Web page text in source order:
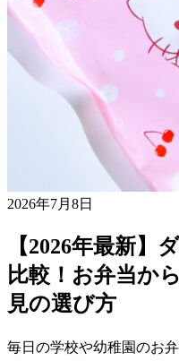
2026年7月8日
【2026年最新】
比較！お弁当か
見の選び方
毎日の学校や幼稚園のお